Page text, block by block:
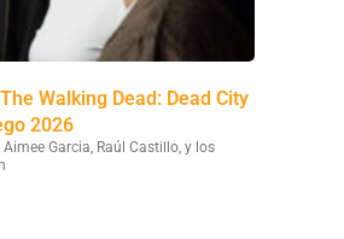
Walking Dead: Dead City
2026
Garcia, Raúl Castillo, y los